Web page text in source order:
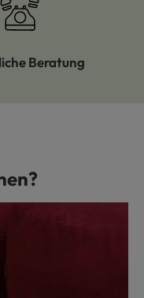
Beratung